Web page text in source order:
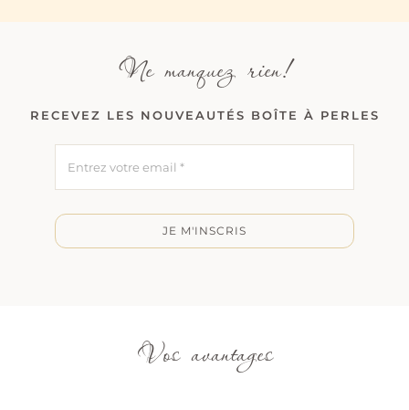
Ne manquez rien!
RECEVEZ LES NOUVEAUTÉS BOÎTE À PERLES
JE M'INSCRIS
Vos avantages